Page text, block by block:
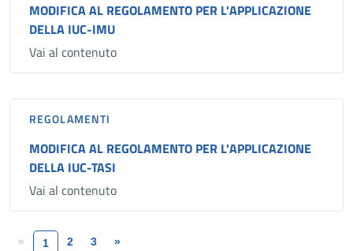
MODIFICA AL REGOLAMENTO PER L'APPLICAZIONE
DELLA IUC-IMU
Vai al contenuto
REGOLAMENTI
MODIFICA AL REGOLAMENTO PER L'APPLICAZIONE
DELLA IUC-TASI
Vai al contenuto
« 1 2 3 »